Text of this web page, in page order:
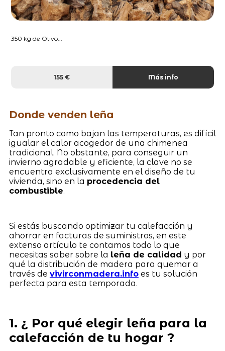
350 kg de Olivo...
155 € Más info
Donde venden leña
Tan pronto como bajan las temperaturas, es difícil
igualar el calor acogedor de una chimenea
tradicional. No obstante, para conseguir un
invierno agradable y eficiente, la clave no se
encuentra exclusivamente en el diseño de tu
vivienda, sino en la procedencia del
combustible.
Si estás buscando optimizar tu calefacción y
ahorrar en facturas de suministros, en este
extenso artículo te contamos todo lo que
necesitas saber sobre la leña de calidad y por
qué la distribución de madera para quemar a
través de vivirconmadera.infoes tu solución
perfecta para esta temporada.
1. ¿ Por qué elegir leña para la
calefacción de tu hogar ?